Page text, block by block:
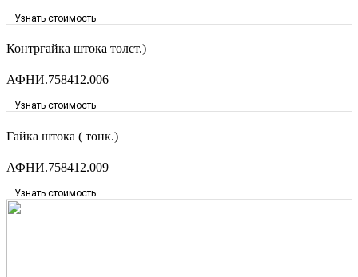
Узнать стоимость
Контргайка штока толст.)
АФНИ.758412.006
Узнать стоимость
Гайка штока ( тонк.)
АФНИ.758412.009
Узнать стоимость